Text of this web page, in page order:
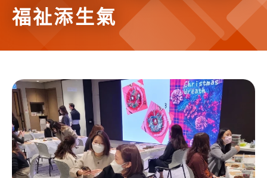
福祉添生氣